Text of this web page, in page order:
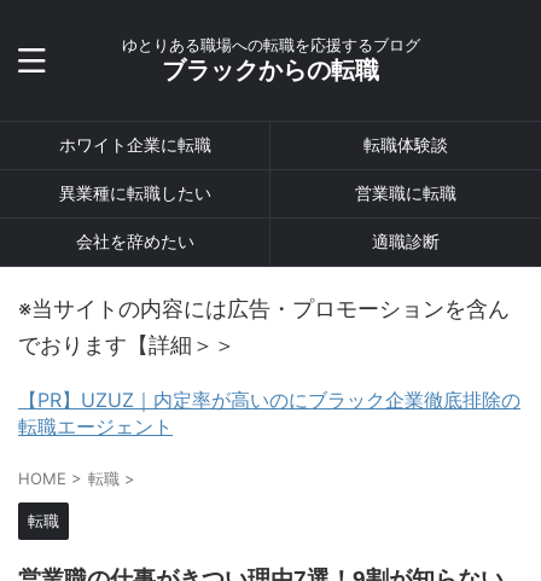
ゆとりある職場への転職を応援するブログ
ブラックからの転職
ホワイト企業に転職 転職体験談
異業種に転職したい 営業職に転職
会社を辞めたい 適職診断
※当サイトの内容には広告・プロモーションを含ん
でおります【詳細＞＞
【PR】UZUZ｜内定率が高いのにブラック企業徹底排除の
転職エージェント
HOME > 転職 >
転職